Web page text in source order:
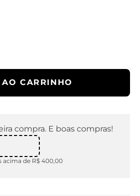
CARRINHO
compra. E boas compras!
de R$ 400,00